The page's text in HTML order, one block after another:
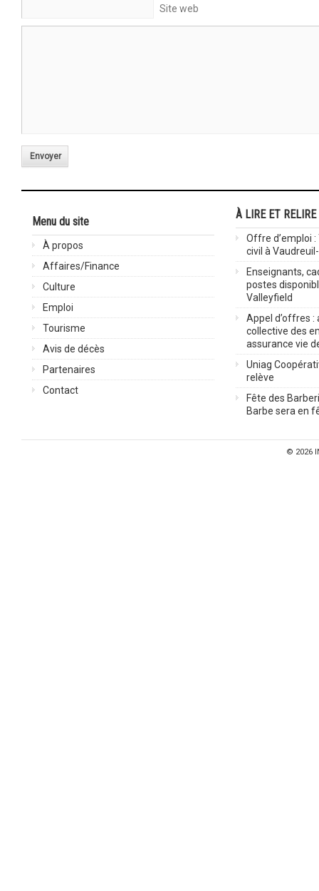
Site web
Envoyer
Menu du site
À propos
Affaires/Finance
Culture
Emploi
Tourisme
Avis de décès
Partenaires
Contact
À LIRE ET RELIRE
Offre d’emploi
civil à
Enseignants,
postes
Valleyfield
Appel d’offres :
collective des
assurance vie
Uniag
relève
Fête des
Barbe sera en
© 2026